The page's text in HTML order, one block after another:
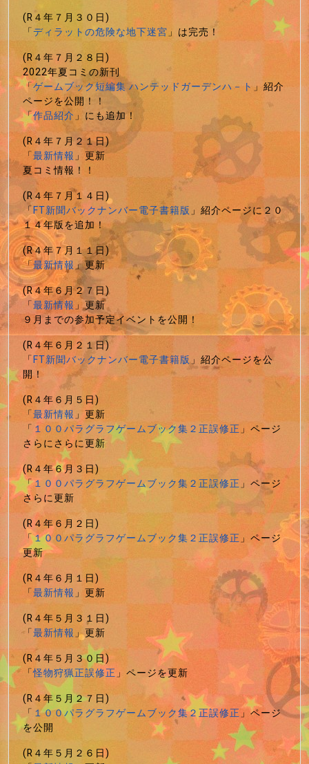
(R４年７月３０日)
「ディラットの危険な地下迷宮」は完売！
(R４年７月２８日)
2022年夏コミの新刊
「ゲームブック短編集 ハンテッドガーデンハ－ト」紹介
ページを公開！！
「作品紹介」にも追加！
(R４年７月２１日)
「最新情報」更新
夏コミ情報！！
(R４年７月１４日)
「FT新聞バックナンバー電子書籍版」紹介ページに２０
１４年版を追加！
(R４年７月１１日)
「最新情報」更新
(R４年６月２７日)
「最新情報」更新
９月までの参加予定イベントを公開！
(R４年６月２１日)
「FT新聞バックナンバー電子書籍版」紹介ページを公
開！
(R４年６月５日)
「最新情報」更新
「 １００パラグラフゲームブック集２正誤修正」ページ
さらにさらに更新
(R４年６月３日)
「１００パラグラフゲームブック集２正誤修正」ページ
さらに更新
(R４年６月２日)
「１００パラグラフゲームブック集２正誤修正」ページ
更新
(R４年６月１日)
「最新情報」更新
(R４年５月３１日)
「最新情報」更新
(R４年５月３０日)
「怪物狩猟正誤修正」ページを更新
(R４年５月２７日)
「 １００パラグラフゲームブック集２正誤修正」ページ
を公開
(R４年５月２６日)